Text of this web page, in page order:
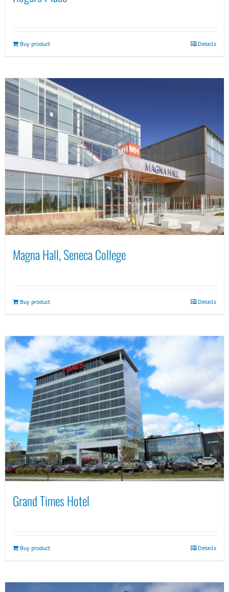
Buy product Details
Magna Hall, Seneca College
Buy product Details
Grand Times Hotel
Buy product Details